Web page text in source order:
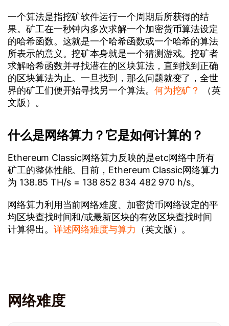
一个算法是指挖矿软件运行一个周期后所获得的结
果。矿工在一秒钟内多次求解一个加密货币算法设定
的哈希函数。这就是一个哈希函数或一个哈希的算法
所表示的意义。挖矿本身就是一个猜测游戏。挖矿者
求解哈希函数并寻找潜在的区块算法，直到找到正确
的区块算法为止。一旦找到，那么问题就变了，全世
界的矿工们便开始寻找另一个算法。 何为挖矿？
（英
文版）。
什么是网络算力？它是如何计算的？
Ethereum Classic网络算力反映的是etc网络中所有
矿工的整体性能。目前，Ethereum Classic网络算力
为 138.85 TH/s = 138 852 834 482 970 h/s。
网络算力利用当前网络难度、加密货币网络设定的平
均区块查找时间和/或最新区块的有效区块查找时间
计算得出。 详述网络难度与算力 （英文版）。
网络难度